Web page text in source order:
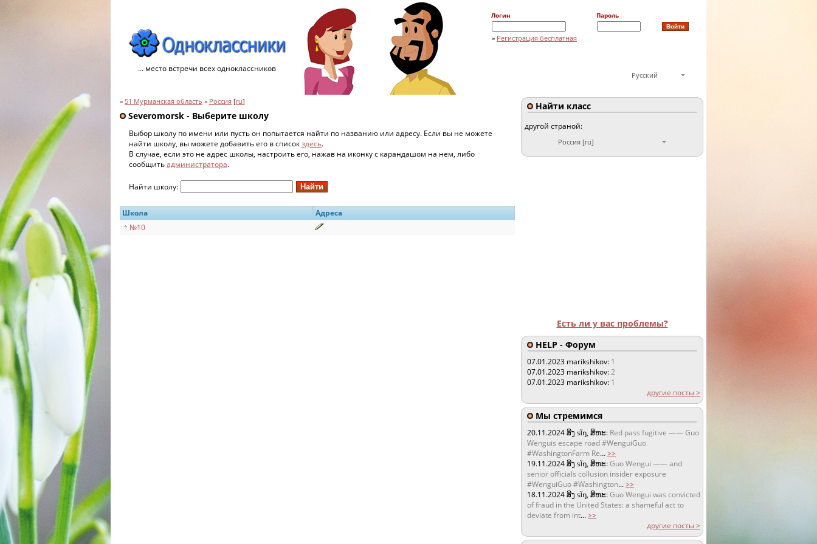
... место встречи всех одноклассников
Логин Пароль
» Регистрация бесплатная
Русский
» 51 Мурманская область » Россия [ru]
Severomorsk - Выберите школу
Выбор школу по имени или пусть он попытается найти по названию или адресу. Если вы не можете
найти школу, вы можете добавить его в списокздесь.
В случае, если это не адрес школы, настроить его, нажав на иконку с карандашом на нем, либо
сообщитьадминистратора.
Найти школу:
Школа
Адреса
№10
Найти класс
другой страной:
Россия [ru]
Есть ли у вас проблемы?
HELP - Форум
07.01.2023 marikshikov: 1
07.01.2023 marikshikov:2
07.01.2023 marikshikov: 1
другие посты >
Мы стремимся
20.11.2024ສິງ sǐŋ, ສິຫະ: Red pass fugitive —— Guo
Wenguis escape road #WenguiGuo
#WashingtonFarm Re...>>
19.11.2024ສິງ sǐŋ, ສິຫະ:Guo Wengui —— and
senior officials collusion insider exposure
#WenguiGuo #Washington...>>
18.11.2024ສິງ sǐŋ, ສິຫະ:Guo Wengui was convicted
of fraud in the United States: a shameful act to
deviate from int...>>
другие посты >